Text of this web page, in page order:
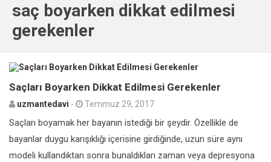
saç boyarken dikkat edilmesi
gerekenler
Saçları Boyarken Dikkat Edilmesi Gerekenler
uzmantedavi - Temmuz 29, 2017
Saçları boyamak her bayanın istediği bir şeydir. Özellikle de
bayanlar duygu karışıklığı içerisine girdiğinde, uzun süre aynı
modeli kullandıktan sonra bunaldıkları zaman veya depresyona